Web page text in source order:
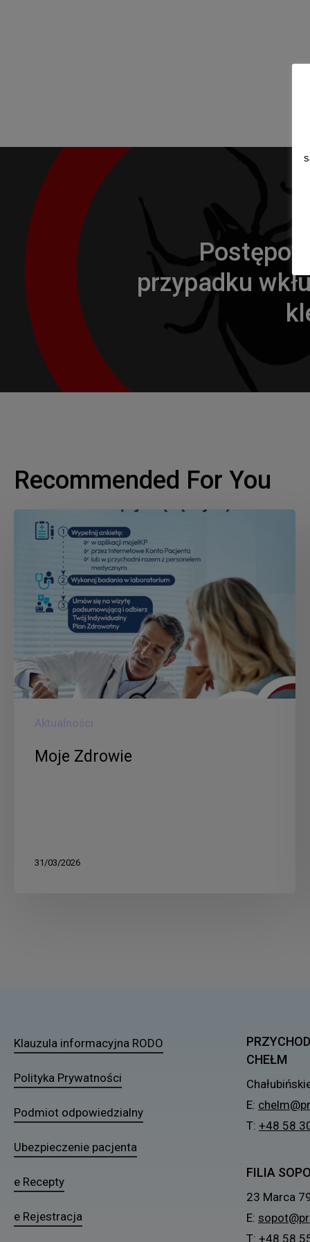
przypadku
Recommended For You
Moje
Zdrowie
Moje Zdrowie
31/03/2026
Klauzula informacyjna RODO
Polityka Prywatności
Podmiot odpowiedzialny
Ubezpieczenie pacjenta
e Recepty
e Rejestracja
CHEŁM
E:
T: +48 58
FILIA
23 Marca
E:
T: +48 58